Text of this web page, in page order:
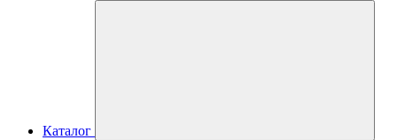
Каталог